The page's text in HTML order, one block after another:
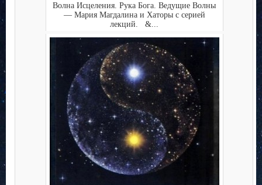
Волна Исцеления. Рука Бога. Ведущие Волны
— Мария Магдалина и Хаторы с серией
лекций. &...